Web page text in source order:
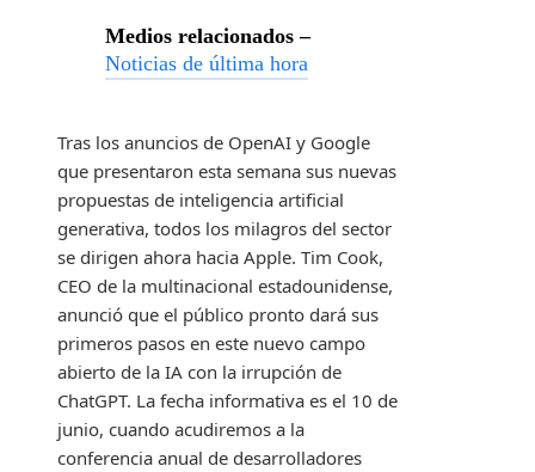
Medios relacionados –
Noticias de última hora
Tras los anuncios de OpenAI y Google
que presentaron esta semana sus nuevas
propuestas de inteligencia artificial
generativa, todos los milagros del sector
se dirigen ahora hacia Apple. Tim Cook,
CEO de la multinacional estadounidense,
anunció que el público pronto dará sus
primeros pasos en este nuevo campo
abierto de la IA con la irrupción de
ChatGPT. La fecha informativa es el 10 de
junio, cuando acudiremos a la
conferencia anual de desarrolladores